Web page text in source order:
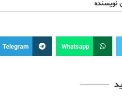
نویسندە
Whatsapp
Telegram